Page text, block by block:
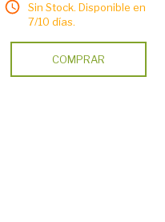
Sin Stock. Disponible en
7/10 días.
COMPRAR